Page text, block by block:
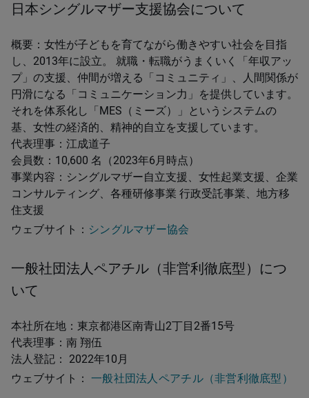
日本シングルマザー支援協会について
概要：女性が子どもを育てながら働きやすい社会を目指
し、2013年に設立。 就職・転職がうまくいく「年収アッ
プ」の支援、仲間が増える「コミュニティ」、人間関係が
円滑になる「コミュニケーション力」を提供しています。
それを体系化し「MES（ミーズ）」というシステムの
基、女性の経済的、精神的自立を支援しています。
代表理事：江成道子
会員数：10,600 名（2023年6月時点）
事業内容：シングルマザー自立支援、女性起業支援、企業
コンサルティング、各種研修事業 行政受託事業、地方移
住支援
ウェブサイト： シングルマザー協会
一般社団法人ペアチル（非営利徹底型）につ
いて
本社所在地：東京都港区南青山2丁目2番15号
代表理事：南 翔伍
法人登記： 2022年10月
ウェブサイト： 一般社団法人ペアチル（非営利徹底型）